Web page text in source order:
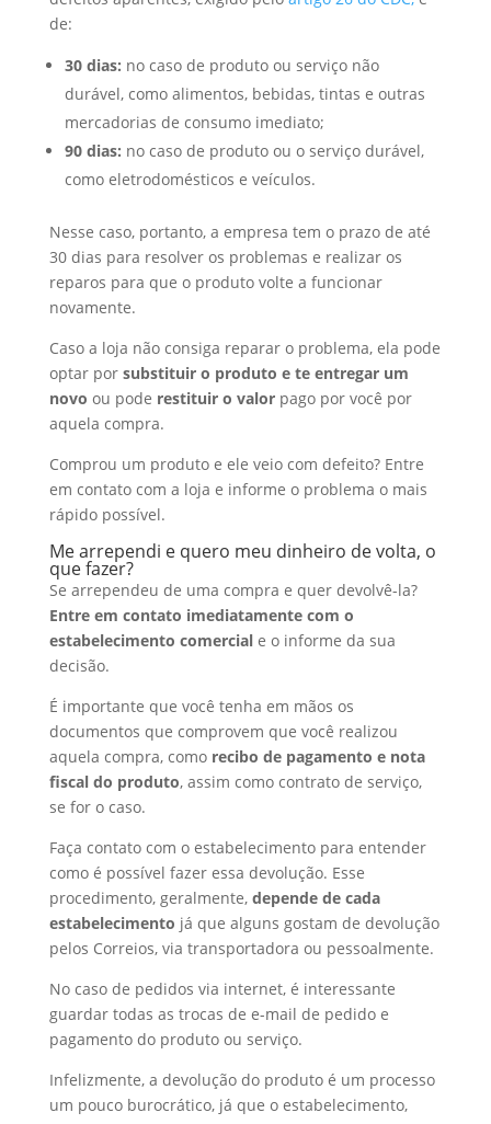
de:
30 dias: no caso de produto ou serviço não
durável, como alimentos, bebidas, tintas e outras
mercadorias de consumo imediato;
90 dias: no caso de produto ou o serviço durável,
como eletrodomésticos e veículos.
Nesse caso, portanto, a empresa tem o prazo de até
30 dias para resolver os problemas e realizar os
reparos para que o produto volte a funcionar
novamente.
Caso a loja não consiga reparar o problema, ela pode
optar porsubstituir o produto e te entregar um
novo ou pode restituir o valor pago por você por
aquela compra.
Comprou um produto e ele veio com defeito? Entre
em contato com a loja e informe o problema o mais
rápido possível.
Me arrependi e quero meu dinheiro de volta, o
que fazer?
Se arrependeu de uma compra e quer devolvê-la?
Entre em contato imediatamente com o
estabelecimento comerciale o informe da sua
decisão.
É importante que você tenha em mãos os
documentos que comprovem que você realizou
aquela compra, como recibo de pagamento e nota
fiscal do produto, assim como contrato de serviço,
se for o caso.
Faça contato com o estabelecimento para entender
como é possível fazer essa devolução. Esse
procedimento, geralmente, depende de cada
estabelecimento já que alguns gostam de devolução
pelos Correios, via transportadora ou pessoalmente.
No caso de pedidos via internet, é interessante
guardar todas as trocas de e-mail de pedido e
pagamento do produto ou serviço.
Infelizmente, a devolução do produto é um processo
um pouco burocrático, já que o estabelecimento,